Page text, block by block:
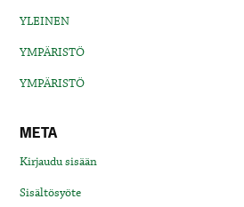
YLEINEN
YMPÄRISTÖ
YMPÄRISTÖ
META
Kirjaudu sisään
Sisältösyöte